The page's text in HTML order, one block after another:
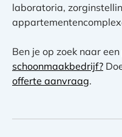
laboratoria,
Ben je op zoek naar een
schoonmaakbedrijf?
offerte aanvraag.